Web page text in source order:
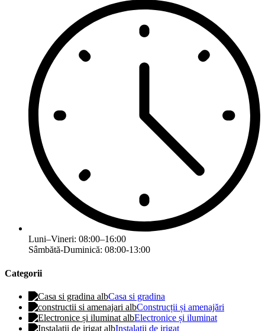
Luni–Vineri: 08:00–16:00
Sâmbătă-Duminică: 08:00-13:00
Categorii
Casa si gradina
Construcții și amenajări
Electronice și iluminat
Instalatii de irigat